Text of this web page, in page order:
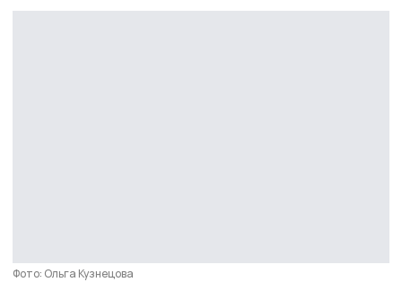
Фото: Ольга Кузнецова